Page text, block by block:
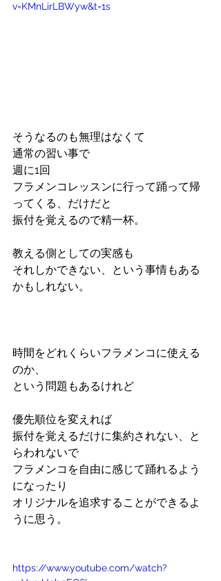
v=KMnLirLBWyw&t=1s
そうなるのも無理はなくて
通常の習い事で
週に1回
フラメンコレッスンに行って踊って帰
ってくる、だけだと
振付を覚えるので精一杯。
教える側としての実感も
それしかできない、という事情もある
かもしれない。
時間をどれくらいフラメンコに使える
のか、
という問題もあるけれど
優先順位を変えれば
振付を覚えるだけに集約されない、と
らわれないで
フラメンコを自由に感じて踊れるよう
になったり
オリジナルを追求することができるよ
うに思う。
https://www.youtube.com/watch?